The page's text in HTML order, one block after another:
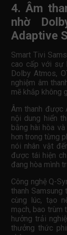
4. Âm
nhờ
Adaptive
Smart Tivi
cao cấp với sự
Dolby Atmos,
nghiệm âm
mẽ khắp không
Âm thanh được
nội dung hiển
bằng hài hòa
hơn trong từng
nói nhân vật
được tái hiện
đang hòa mình
Công nghệ Q-
thanh
cùng lúc, tạo
mạch, bao trùm
hưởng trải
thưởng thức